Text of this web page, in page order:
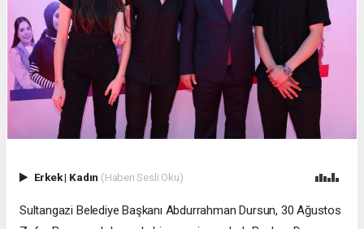
Erkek| Kadın (Haberi Sesli Oku)
Sultangazi Belediye Başkanı Abdurrahman Dursun, 30 Ağustos